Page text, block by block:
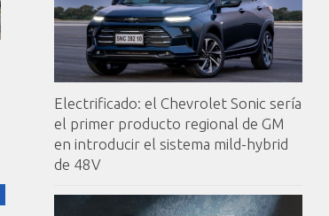
Electrificado: el Chevrolet Sonic sería
el primer producto regional de GM
en introducir el sistema mild-hybrid
de 48V